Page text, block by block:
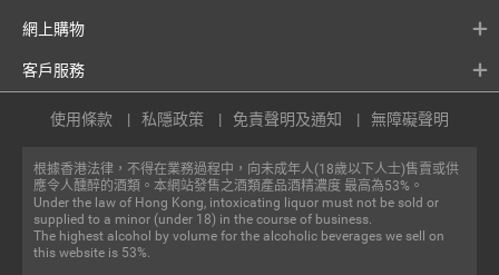
網上購物
客戶服務
根據香港法律，不得在業務過程中，向未成年人(18歲以下人士)售賣或供
應令人醺醉的酒類。本網站發售之酒類產品酒精濃度 最高為53%。
Under the law of Hong Kong, intoxicating liquor must not be sold or
supplied to a minor (under 18) in the course of business.
The highest alcohol by volume for the alcoholic beverages we sell on
this website is 53%.
使用條款 私隱政策 免責聲明及通知 無障礙聲明